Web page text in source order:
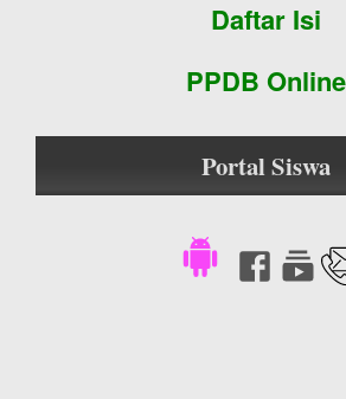
Daftar Isi
PPDB Online
Portal Siswa